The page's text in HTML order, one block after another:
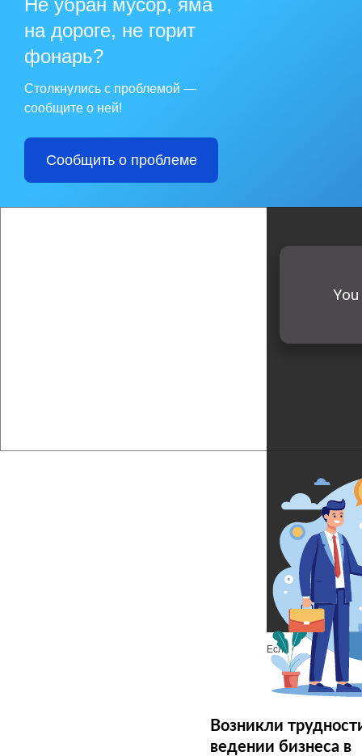
Не убран мусор, яма
на дороге, не горит
фонарь?
Столкнулись с проблемой —
сообщите о ней!
Сообщить о проблеме
Возникли
ведении бизнеса в
Если файл не